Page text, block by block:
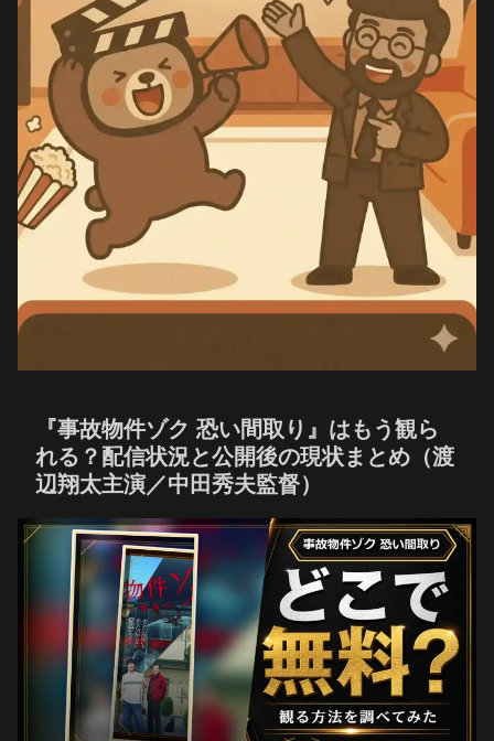
『事故物件ゾク 恐い間取り』はもう観ら
れる？配信状況と公開後の現状まとめ（渡
辺翔太主演／中田秀夫監督）